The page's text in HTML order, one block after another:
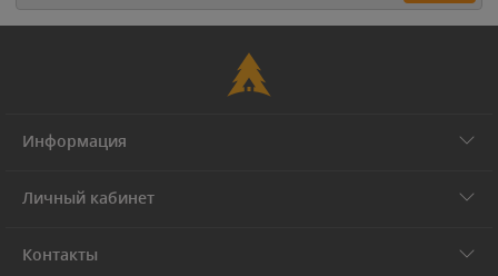
Информация
Личный кабинет
Контакты